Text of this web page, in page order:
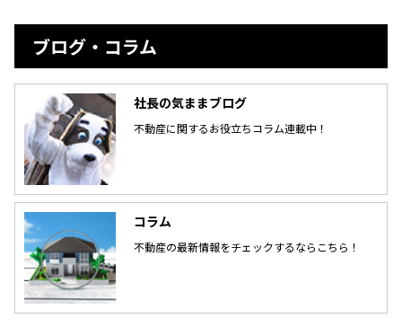
ブログ・コラム
社長の気ままブログ
不動産に関するお役立ちコラム連載中！
コラム
不動産の最新情報をチェックするならこちら！